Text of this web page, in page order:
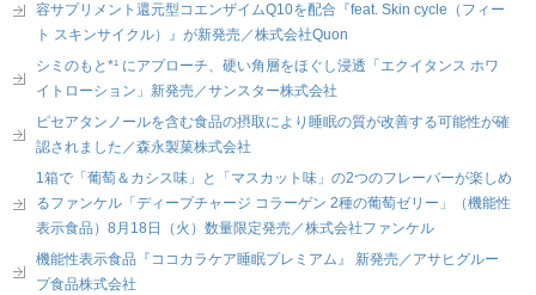
容サプリメント還元型コエンザイムQ10を配合『feat. Skin cycle（フィー
ト スキンサイクル）』が新発売／株式会社Quon
シミのもと*¹ にアプローチ、硬い角層をほぐし浸透「エクイタンス ホワ
イトローション」新発売／サンスター株式会社
ピセアタンノールを含む食品の摂取により睡眠の質が改善する可能性が確
認されました／森永製菓株式会社
1箱で「葡萄＆カシス味」と「マスカット味」の2つのフレーバーが楽しめ
るファンケル「ディープチャージ コラーゲン 2種の葡萄ゼリー」（機能性
表示食品）8月18日（火）数量限定発売／株式会社ファンケル
機能性表示食品『ココカラケア睡眠プレミアム』 新発売／アサヒグルー
プ食品株式会社